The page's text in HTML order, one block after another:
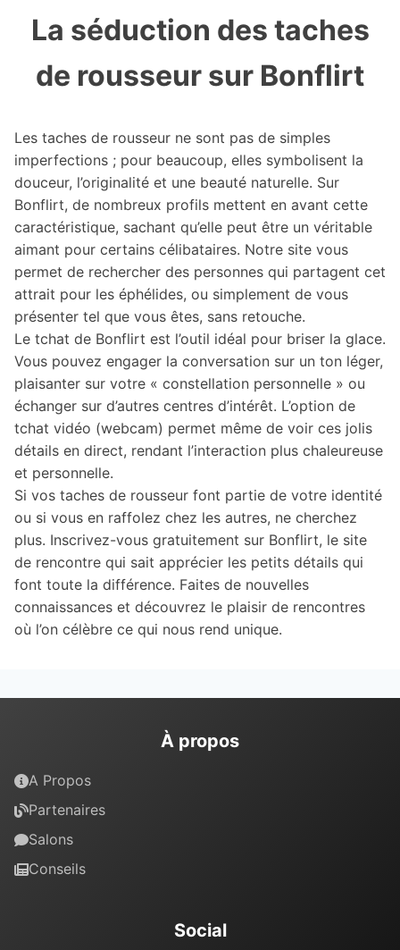
La séduction des taches
de rousseur sur Bonflirt
Les taches de rousseur ne sont pas de simples
imperfections ; pour beaucoup, elles symbolisent la
douceur, l’originalité et une beauté naturelle. Sur
Bonflirt, de nombreux profils mettent en avant cette
caractéristique, sachant qu’elle peut être un véritable
aimant pour certains célibataires. Notre site vous
permet de rechercher des personnes qui partagent cet
attrait pour les éphélides, ou simplement de vous
présenter tel que vous êtes, sans retouche.
Le tchat de Bonflirt est l’outil idéal pour briser la glace.
Vous pouvez engager la conversation sur un ton léger,
plaisanter sur votre « constellation personnelle » ou
échanger sur d’autres centres d’intérêt. L’option de
tchat vidéo (webcam) permet même de voir ces jolis
détails en direct, rendant l’interaction plus chaleureuse
et personnelle.
Si vos taches de rousseur font partie de votre identité
ou si vous en raffolez chez les autres, ne cherchez
plus. Inscrivez-vous gratuitement sur Bonflirt, le site
de rencontre qui sait apprécier les petits détails qui
font toute la différence. Faites de nouvelles
connaissances et découvrez le plaisir de rencontres
où l’on célèbre ce qui nous rend unique.
À propos
A Propos
Partenaires
Salons
Conseils
Social